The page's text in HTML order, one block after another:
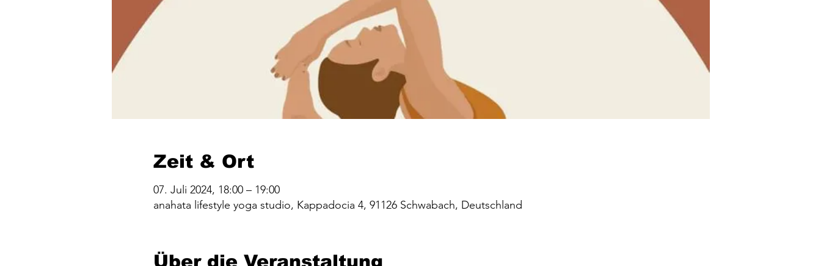
Zeit & Ort
07. Juli 2024, 18:00 – 19:00
anahata lifestyle yoga studio, Kappadocia 4, 91126 Schwabach, Deutschland
Über die Veranstaltung